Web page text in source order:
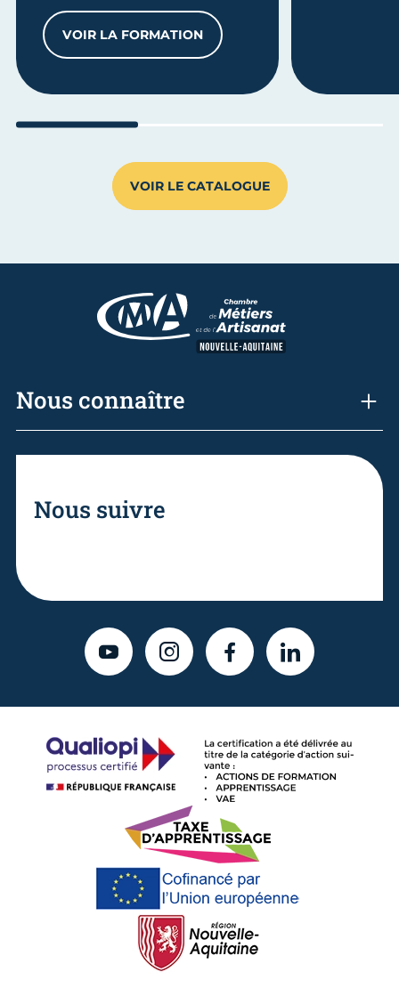
BÂTIMENT - OPTION MÉTALLERIE
VOIR LA FORMATIONCAP ESTHÉTIQUE COSMÉTIQUE
VOIR LE CATALOGUE
Nous connaître
Nous suivre
YOUTUBEINSTAGRAMFACEBOOKLINKEDIN